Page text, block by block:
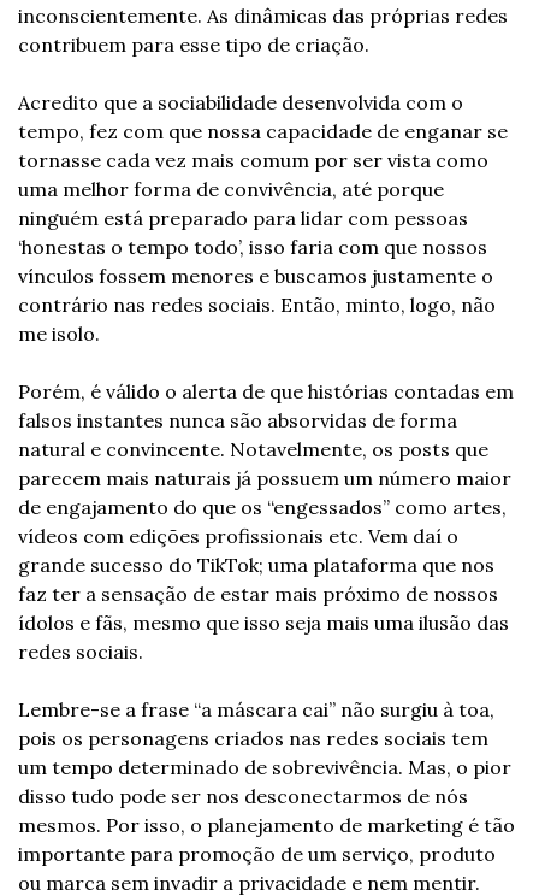
inconscientemente. As dinâmicas das próprias redes
contribuem para esse tipo de criação.
Acredito que a sociabilidade desenvolvida com o
tempo, fez com que nossa capacidade de enganar se
tornasse cada vez mais comum por ser vista como
uma melhor forma de convivência, até porque
ninguém está preparado para lidar com pessoas
‘honestas o tempo todo’, isso faria com que nossos
vínculos fossem menores e buscamos justamente o
contrário nas redes sociais. Então, minto, logo, não
me isolo.
Porém, é válido o alerta de que histórias contadas em
falsos instantes nunca são absorvidas de forma
natural e convincente. Notavelmente, os posts que
parecem mais naturais já possuem um número maior
de engajamento do que os “engessados” como artes,
vídeos com edições profissionais etc. Vem daí o
grande sucesso do TikTok; uma plataforma que nos
faz ter a sensação de estar mais próximo de nossos
ídolos e fãs, mesmo que isso seja mais uma ilusão das
redes sociais.
Lembre-se a frase “a máscara cai” não surgiu à toa,
pois os personagens criados nas redes sociais tem
um tempo determinado de sobrevivência. Mas, o pior
disso tudo pode ser nos desconectarmos de nós
mesmos. Por isso, o planejamento de marketing é tão
importante para promoção de um serviço, produto
ou marca sem invadir a privacidade e nem mentir.